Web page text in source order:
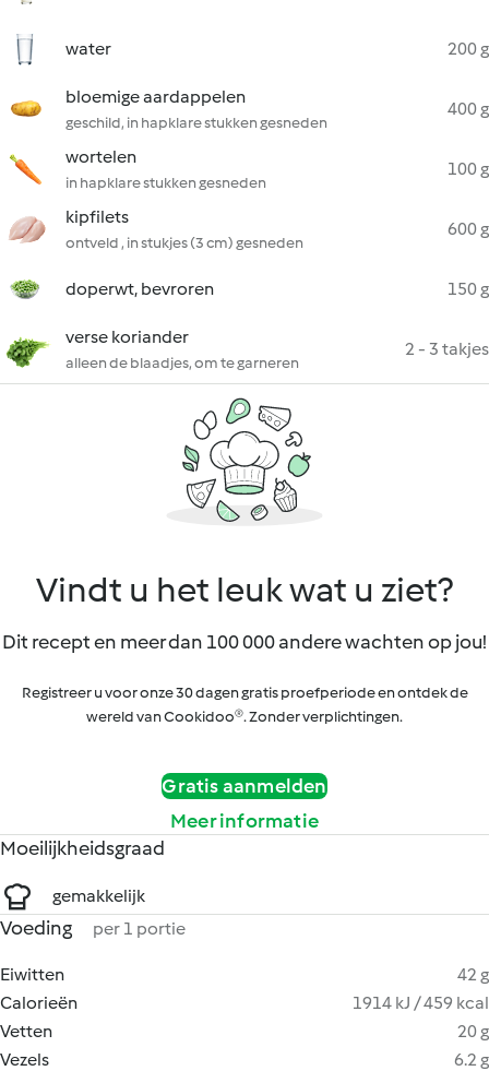
water 200 g
bloemige aardappelen
geschild, in hapklare stukken gesneden
400 g
wortelen
in hapklare stukken gesneden
100 g
kipfilets
ontveld , in stukjes (3 cm) gesneden
600 g
doperwt, bevroren 150 g
verse koriander
alleen de blaadjes, om te garneren
2 - 3 takjes
Vindt u het leuk wat u ziet?
Dit recept en meer dan 100 000 andere wachten op jou!
Registreer u voor onze 30 dagen gratis proefperiode en ontdek de
wereld van Cookidoo®. Zonder verplichtingen.
Gratis aanmelden
Meer informatie
Moeilijkheidsgraad
gemakkelijk
Voeding per 1 portie
Eiwitten
42 g
Calorieën
1914 kJ / 459 kcal
Vetten
20 g
Vezels
6.2 g